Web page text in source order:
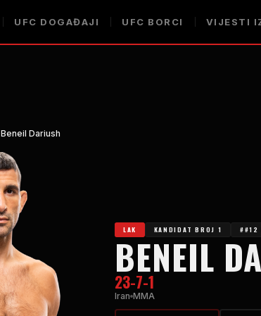
UFC DOGAĐAJI UFC BORCI VIJESTI
Beneil Dariush
LAK KANDIDAT BROJ 1 ##12
BENEIL
23-7-1
Iran MMA